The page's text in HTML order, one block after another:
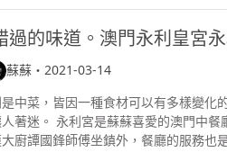
人的餐桌上少不了的就是香炸小吃，
的，這一頓葡國大廚為我們帶來了新意
特雷拉山芝士，馬介休即是用鹽醃製的
，這個不用薯泥換上了芝士，多一份
，蘇蘇更愛這個。 正宗葡國炒虎蝦 傳
椒、白葡萄酒和香菜炒老虎蝦，蝦肉彈
兒，作為媽媽的我更是痕在兒身痛在
不同的方法嘗試去解決它，那時真的
些具合理性的方法或產品有效就會去嘗試
發現中藥治療比較適合小兒，也發現澳
然產品也是相當不錯的紓緩產品，而近
疹困擾，所以都一直有留意紓緩濕疹
單是澳洲就有不少專為紓緩濕疹及各
護膚產品，近來發現有被評為濕疹救
過的味道。澳門永利皇宮
蘇蘇・2021-03-14
中菜，皆因一種食材可以有多樣變化
著迷。 永利宮是蘇蘇喜愛的澳門中餐
廚譚國鋒師傅坐鎮外，餐廳的服務也